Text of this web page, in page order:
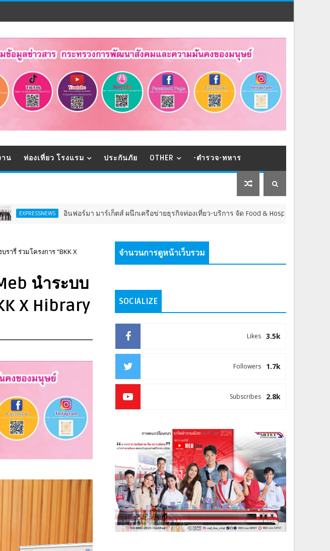
าน ท่องเที่ยว โรงแรม ประกันภัย OTHER -ตำรวจ-ทหาร
อินฟอร์มา มาร์เก็ตส์ ผนึกเครือข่ายธุรกิจท่องเที่ยว-บริการ จัด Food & Hospitality Thailand 2026 เชื่อ
ารี่ ร่วมโครงการ “BKK X
นำระบบ
X Hibrary
จำนวนการดูหน้าเว็บรวม
SOCIALIZE
3.5k
Likes
1.7k
Followers
2.8k
Subscribes